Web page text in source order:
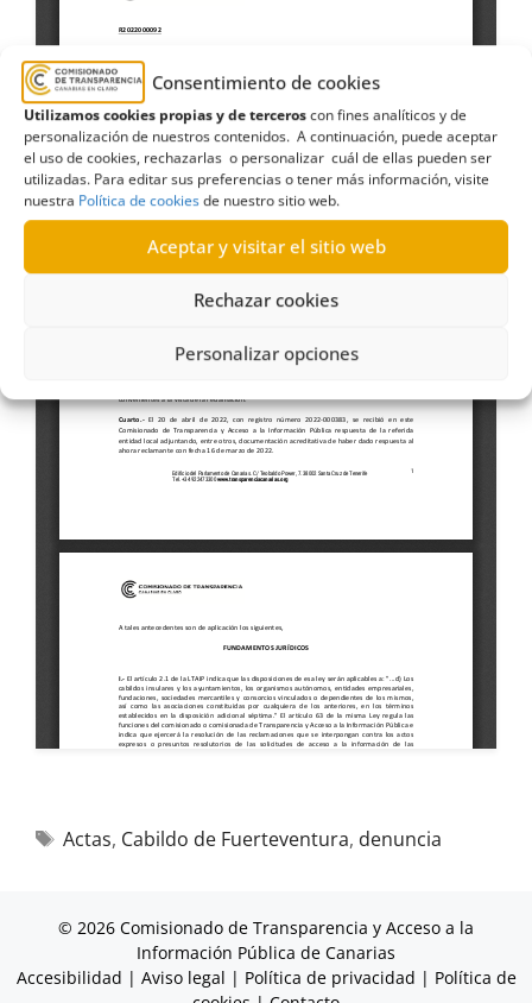
Consentimiento de cookies
Utilizamos cookies propias y de terceroscon fines analíticos y de
personalización de nuestros contenidos. A continuación, puede aceptar
el uso de cookies, rechazarlas o personalizar cuál de ellas pueden ser
utilizadas. Para editar sus preferencias o tener más información, visite
nuestra Política de cookiesde nuestro sitio web.
Aceptar y visitar el sitio web
Rechazar cookies
Personalizar opciones
Actas, Cabildo de Fuerteventura, denuncia
© 2026 Comisionado de Transparencia y Acceso a la
Información Pública de Canarias
Accesibilidad | Aviso legal | Política de privacidad | Política de